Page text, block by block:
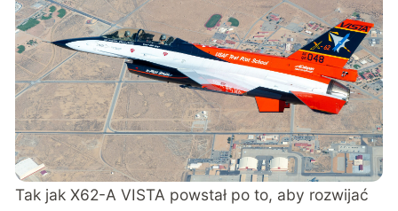
Tak jak X62-A VISTA powstał po to, aby rozwijać